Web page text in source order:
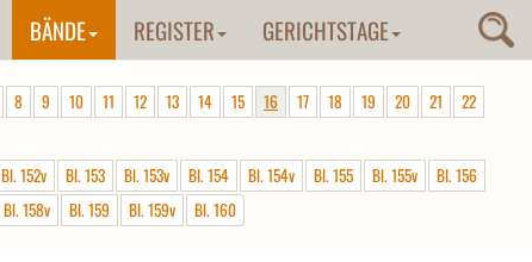
BÄNDE REGISTER GERICHTSTAGE
8 9 10 11 12 13 14 15 16 17 18 19 20 21
22
Bl. 152v Bl. 153 Bl. 153v Bl. 154 Bl. 154v Bl. 155 Bl. 155v
Bl. 156
Bl. 158v Bl. 159 Bl. 159v Bl. 160